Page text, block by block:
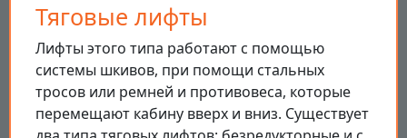
Тяговые лифты
Лифты этого типа работают с помощью
системы шкивов, при помощи стальных
тросов или ремней и противовеса, которые
перемещают кабину вверх и вниз. Существует